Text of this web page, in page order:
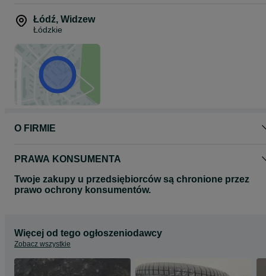
Łódź, Widzew
Łódzkie
O FIRMIE
PRAWA KONSUMENTA
Twoje zakupy u przedsiębiorców są chronione przez
prawo ochrony konsumentów.
Więcej od tego ogłoszeniodawcy
Zobacz wszystkie